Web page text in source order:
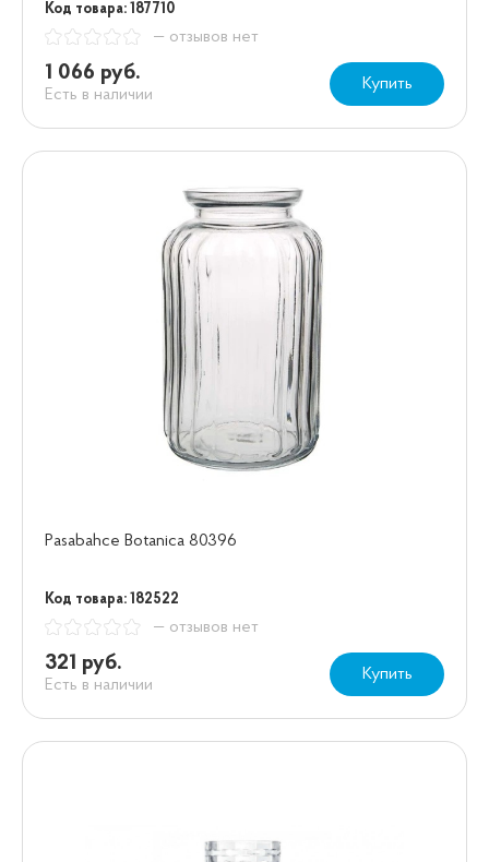
Код товара: 187710
— отзывов нет
1 066 руб.
Есть в наличии
Купить
Pasabahce Botanica 80396
Код товара: 182522
— отзывов нет
321 руб.
Есть в наличии
Купить